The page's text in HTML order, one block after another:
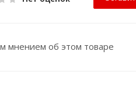
мнением об этом товаре